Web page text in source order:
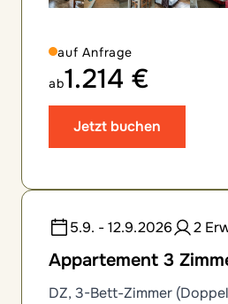
auf Anfrage
ab1.214 €
Jetzt buchen
5.9. - 12.9.2026 2
Appartement 3
DZ, 3-Bett-Zimmer